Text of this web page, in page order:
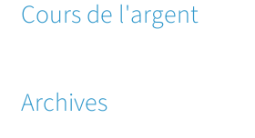
Cours de l'argent
Archives